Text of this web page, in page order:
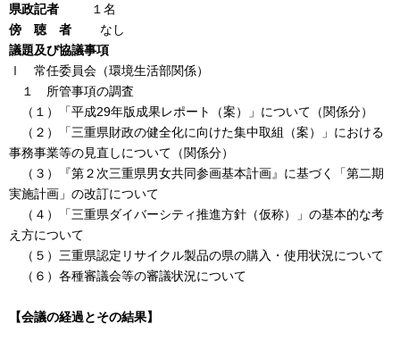
県政記者 １名
傍 聴 者 なし
議題及び協議事項
Ⅰ 常任委員会（環境生活部関係）
１ 所管事項の調査
（１）「平成29年版成果レポート（案）」について（関係分）
（２）「三重県財政の健全化に向けた集中取組（案）」における
事務事業等の見直しについて（関係分）
（３）『第２次三重県男女共同参画基本計画』に基づく「第二期
実施計画」の改訂について
（４）「三重県ダイバーシティ推進方針（仮称）」の基本的な考
え方について
（５）三重県認定リサイクル製品の県の購入・使用状況について
（６）各種審議会等の審議状況について
【会議の経過とその結果】